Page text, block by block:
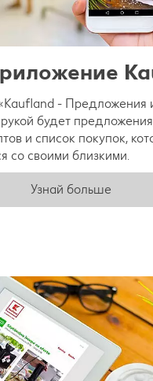
- Предложения
будет
и список покупок,
со своими близкими.
Узнай больше